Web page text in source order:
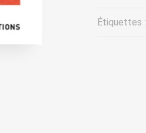
Étiquettes :